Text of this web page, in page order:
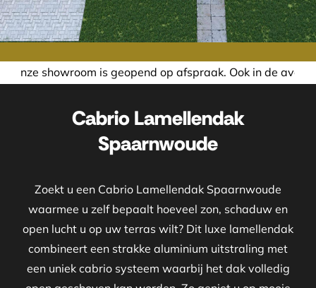
op afspraak. Ook in de avond of in het weekend
Cabrio Lamellendak
Spaarnwoude
Zoekt u een Cabrio Lamellendak Spaarnwoude
waarmee u zelf bepaalt hoeveel zon, schaduw en
open lucht u op uw terras wilt? Dit luxe lamellendak
combineert een strakke aluminium uitstraling met
een uniek cabrio systeem waarbij het dak volledig